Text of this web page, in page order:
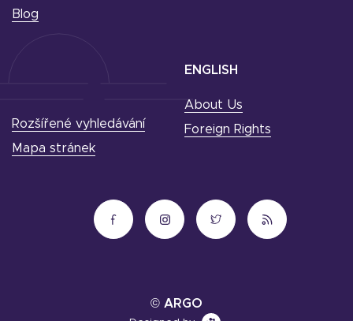
Blog
ENGLISH
About Us
Foreign Rights
Rozšířené vyhledávání
Mapa stránek
© ARGO